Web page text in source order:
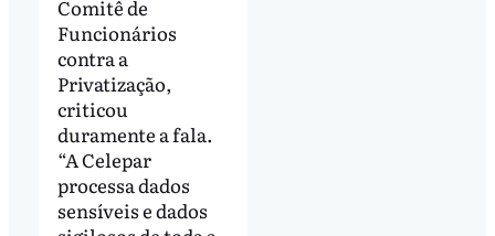
Comitê de
Funcionários
contra a
Privatização,
criticou
duramente a fala.
“A Celepar
processa dados
sensíveis e dados